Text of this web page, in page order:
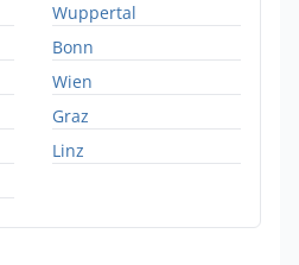
Wuppertal
Bonn
Wien
Graz
Linz